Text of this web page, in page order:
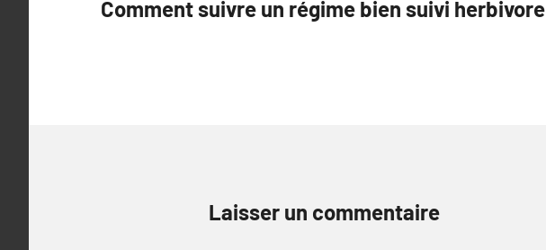
de
Comment suivre un régime bien suivi herbivore
Laisser un commentaire